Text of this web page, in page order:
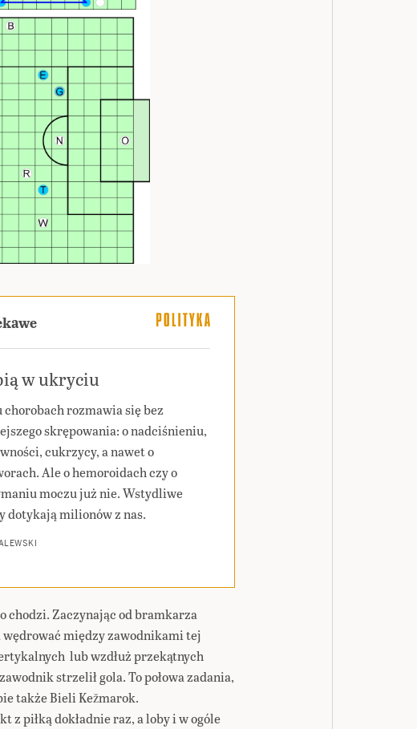
w ukryciu
chorobach rozmawia się bez
skrępowania: o nadciśnieniu,
cukrzycy, a nawet o
Ale o hemoroidach czy o
moczu już nie. Wstydliwe
dotykają milionów z nas.
chodzi. Zaczynając od bramkarza
wędrować między zawodnikami tej
lub wzdłuż przekątnych
strzelił gola. To połowa zadania,
także Bieli Kežmarok.
piłką dokładnie raz, a loby i w ogóle